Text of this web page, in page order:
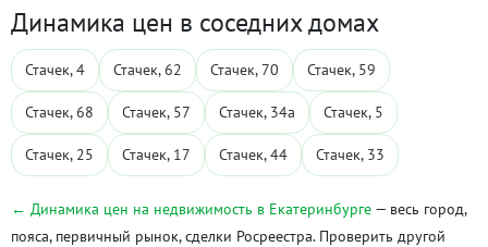
Динамика цен в соседних домах
Стачек, 4 Стачек, 62 Стачек, 70 Стачек, 59
Стачек, 68 Стачек, 57 Стачек, 34а Стачек, 5
Стачек, 25 Стачек, 17 Стачек, 44 Стачек, 33
← Динамика цен на недвижимость в Екатеринбурге — весь город,
пояса, первичный рынок, сделки Росреестра. Проверить другой